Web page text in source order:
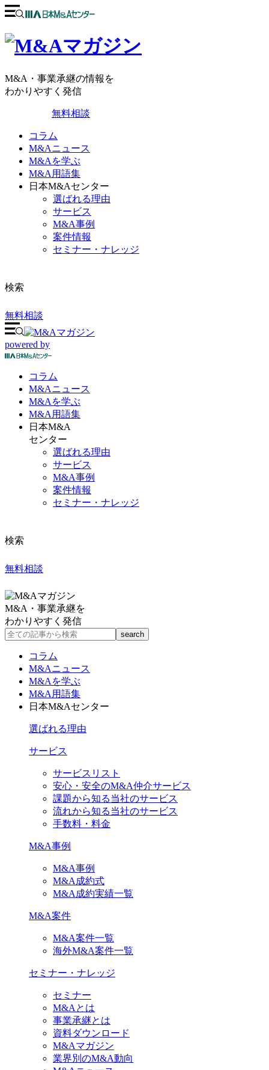
M&A・事業承継の情報を
わかりやすく発信
無料相談
コラム
M&Aニュース
M&Aを学ぶ
M&A用語集
日本M&Aセンター
選ばれる理由
サービス
M&A事例
案件情報
セミナー・ナレッジ
検索
無料相談
powered by
コラム
M&Aニュース
M&Aを学ぶ
M&A 用語集
日本M&A
センター
選ばれる理由
サービス
M&A事例
案件情報
セミナー・ナレッジ
検索
無料相談
M&A・事業承継を
わかりやすく発信
コラム
M&Aニュース
M&Aを学ぶ
M&A用語集
日本M&Aセンター
選ばれる理由
サービス
サービスリスト
安心・安全のM&A仲介サービス
課題から知る当社のサービス
流れから知る当社のサービス
手数料・料金
M&A事例
M&A事例
M&A成約式
M&A成約実績一覧
M&A案件
M&A案件一覧
海外M&A案件一覧
セミナー・ナレッジ
セミナー
M&Aとは
事業承継とは
資料ダウンロード
M&Aマガジン
業界別のM&A動向